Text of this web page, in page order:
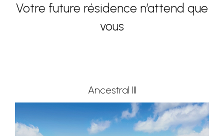
Votre future résidence n’attend que
vous
Ancestral III